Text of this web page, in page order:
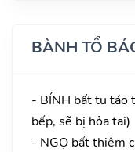
BÀNH TỔ
- BÍNH bất tu táo
bếp, sẽ bị hỏa tai)
- NGỌ bất thiêm